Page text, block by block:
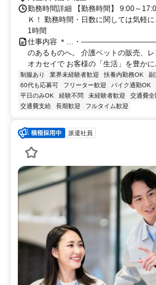
勤務時間詳細 【勤務時間】 9:00～
Ｋ！ 勤務時間・日数に関しては気軽
1時間
仕事内容 ＊…・
のあるものへ。 介護ベットの販売、
オカセイで お客様の「生活」を
制服あり 業界未経験者歓迎 扶養内勤務OK 副
60代も応募可
フリーター歓迎 バイク通勤OK
平日のみOK
経験不問 未経験者歓迎 交通費全
交通費支給
長期歓迎 フルタイム歓迎
派遣社員